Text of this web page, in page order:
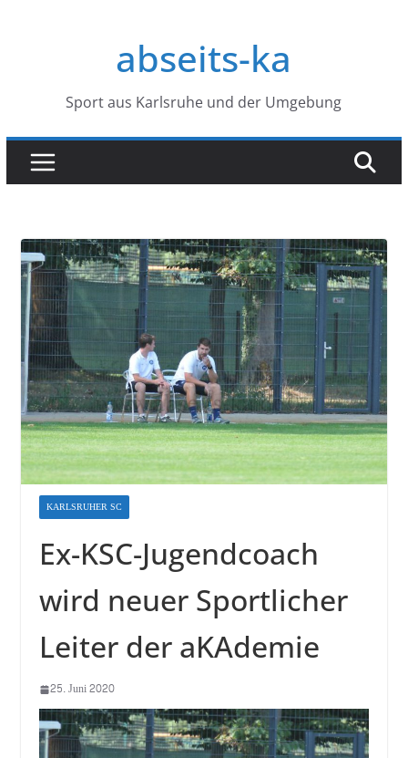
abseits-ka
Sport aus Karlsruhe und der Umgebung
KARLSRUHER SC
Ex-KSC-Jugendcoach
wird neuer Sportlicher
Leiter der aKAdemie
25. Juni 2020